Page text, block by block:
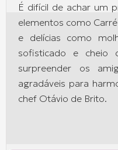
É difícil de achar um
elementos como
e delícias como
sofisticado e cheio
surpreender os
agradáveis para
chef Otávio de Brito.